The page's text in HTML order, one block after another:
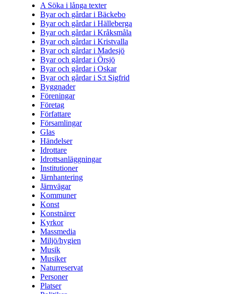
A Söka i långa texter
Byar och gårdar i Bäckebo
Byar och gårdar i Hälleberga
Byar och gårdar i Kråksmåla
Byar och gårdar i Kristvalla
Byar och gårdar i Madesjö
Byar och gårdar i Örsjö
Byar och gårdar i Oskar
Byar och gårdar i S:t Sigfrid
Byggnader
Föreningar
Företag
Författare
Församlingar
Glas
Händelser
Idrottare
Idrottsanläggningar
Institutioner
Järnhantering
Järnvägar
Kommuner
Konst
Konstnärer
Kyrkor
Massmedia
Miljö/hygien
Musik
Musiker
Naturreservat
Personer
Platser